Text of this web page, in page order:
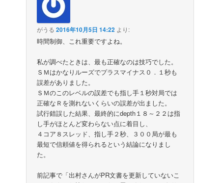
がうる 2016年10月5日 14:22 より:
時間制御、これ重要ですよね。
私が調べたときは、最も正確なのは技巧でした。
ＳＭはかなりルーズでプラスマイナス０．１秒も
誤差がありました。
ＳＭのこのレベルの誤差でも指し手１秒対局では
正確なＲを測れないくらいの誤差が出ました。
試行錯誤した結果、最終的にdepth１８～２２は指
し手がほとんど変わらない点に着目し、
４コア８スレッド、指し手２秒、３００局が最も
最短で信頼値を得られるという結論になりまし
た。
前記事で「出村さんがPR文書を更新していないこ